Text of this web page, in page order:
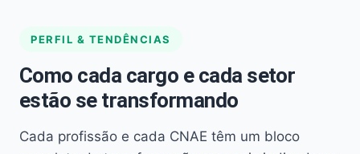
PERFIL & TENDÊNCIAS
Como cada cargo e cada setor
estão se transformando
Cada profissão e cada CNAE têm um bloco